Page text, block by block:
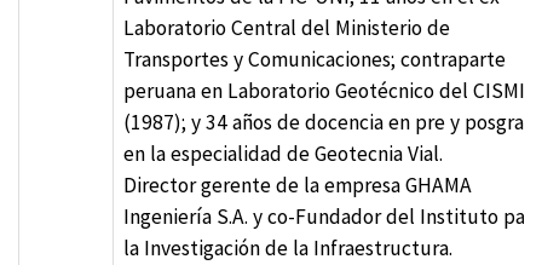
Laboratorio Central del Ministerio de
Transportes y Comunicaciones; contraparte
peruana en Laboratorio Geotécnico del CISMID
(1987); y 34 años de docencia en pre y
en la especialidad de Geotecnia Vial.
Director gerente de la empresa GHAMA
Ingeniería S.A. y co-Fundador del Instituto para
la Investigación de la Infraestructura.